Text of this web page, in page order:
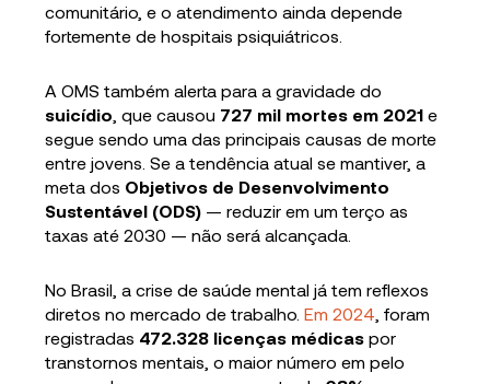
comunitário, e o atendimento ainda depende
fortemente de hospitais psiquiátricos.
A OMS também alerta para a gravidade do
suicídio , que causou 727 mil mortes em 2021 e
segue sendo uma das principais causas de morte
entre jovens. Se a tendência atual se mantiver, a
meta dos Objetivos de Desenvolvimento
Sustentável (ODS) — reduzir em um terço as
taxas até 2030 — não será alcançada.
No Brasil, a crise de saúde mental já tem reflexos
diretos no mercado de trabalho.Em 2024 , foram
registradas 472.328 licenças médicas por
transtornos mentais, o maior número em pelo